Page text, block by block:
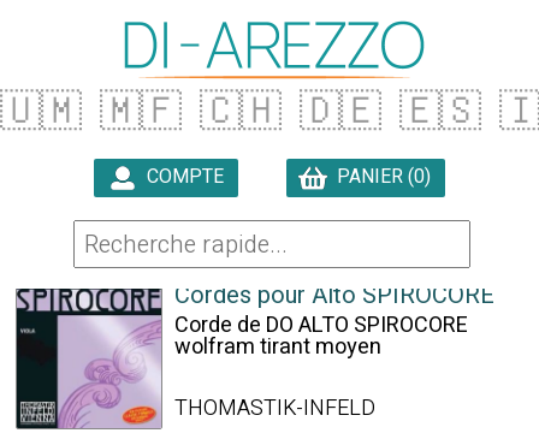
🇺🇲 🇲🇫 🇨🇭 🇩🇪 🇪🇸
COMPTE PANIER (0)
54 ARTICLES TROUVÉS
Cordes pour Alto SPIROCORE
Corde de DO ALTO SPIROCORE
wolfram tirant moyen
THOMASTIK-INFELD